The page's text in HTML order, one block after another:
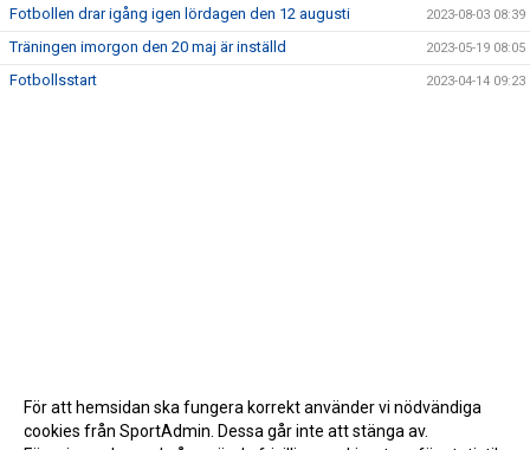
Fotbollen drar igång igen lördagen den 12 augusti 2023-08-03 08:39
Träningen imorgon den 20 maj är inställd 2023-05-19 08:05
Fotbollsstart 2023-04-14 09:23
För att hemsidan ska fungera korrekt använder vi nödvändiga
cookies från SportAdmin. Dessa går inte att stänga av.